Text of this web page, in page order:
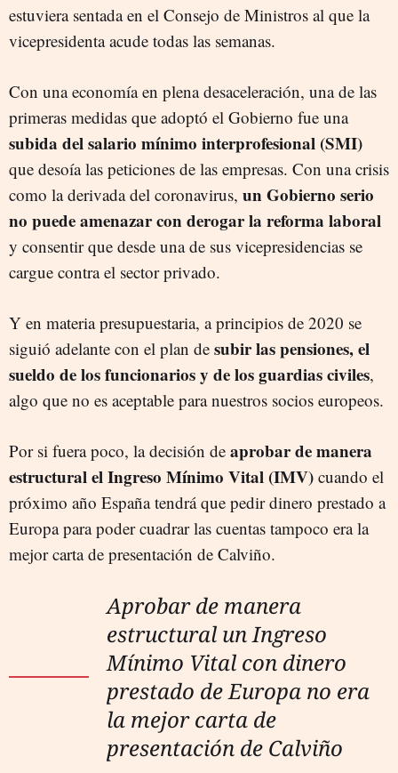
estuviera sentada en el Consejo de Ministros al que la
vicepresidenta acude todas las semanas.
Con una economía en plena desaceleración, una de las
primeras medidas que adoptó el Gobierno fue una
subida del salario mínimo interprofesional (SMI)
que desoía las peticiones de las empresas. Con una crisis
como la derivada del coronavirus, un Gobierno serio
no puede amenazar con derogar la reforma laboral
y consentir que desde una de sus vicepresidencias se
cargue contra el sector privado.
Y en materia presupuestaria, a principios de 2020 se
siguió adelante con el plan de subir las pensiones, el
sueldo de los funcionarios y de los guardias civiles,
algo que no es aceptable para nuestros socios europeos.
Por si fuera poco, la decisión de aprobar de manera
estructural el Ingreso Mínimo Vital (IMV) cuando el
próximo año España tendrá que pedir dinero prestado a
Europa para poder cuadrar las cuentas tampoco era la
mejor carta de presentación de Calviño.
Aprobar de manera
estructural un Ingreso
Mínimo Vital con dinero
prestado de Europa no era
la mejor carta de
presentación de Calviño